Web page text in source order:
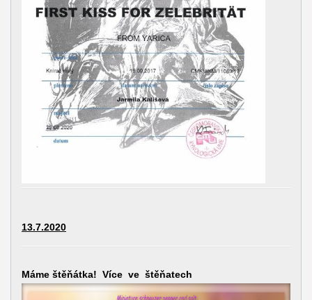
13.7.2020
Máme štěňátka! Více ve štěňatech